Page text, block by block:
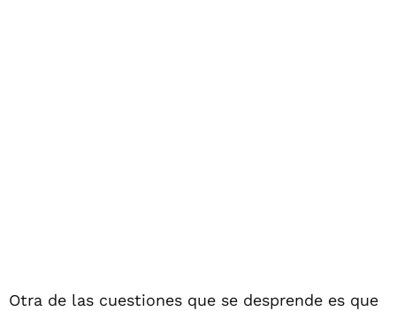
Otra de las cuestiones que se desprende es que